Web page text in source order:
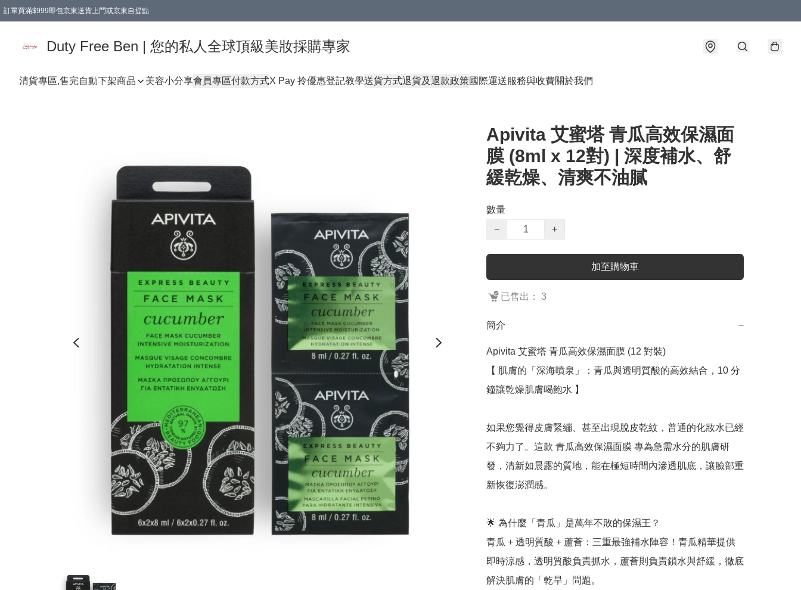
訂單買滿$999即包京東送貨上門或京東自提點
Duty Free Ben | 您的私人全球頂級美妝採購專家
清貨專區,售完自動下架商品 美容小分享會員專區付款方式X Pay 拎優惠登記教學送貨方式退貨及退款政策國際運送服務與收費關於我們
Apivita 艾蜜塔 青瓜高效保濕面
膜 (8ml x 12對) | 深度補水、舒
緩乾燥、清爽不油膩
數量
−
+
加至購物車
已售出： 3
簡介 −
Apivita 艾蜜塔 青瓜高效保濕面膜 (12 對裝)
【 肌膚的「深海噴泉」：青瓜與透明質酸的高效結合，10 分
鐘讓乾燥肌膚喝飽水 】
如果您覺得皮膚緊繃、甚至出現脫皮乾紋，普通的化妝水已經
不夠力了。這款 青瓜高效保濕面膜 專為急需水分的肌膚研
發，清新如晨露的質地，能在極短時間內滲透肌底，讓臉部重
新恢復澎潤感。
🌟 為什麼「青瓜」是萬年不敗的保濕王？
青瓜 + 透明質酸 + 蘆薈：三重最強補水陣容！青瓜精華提供
即時涼感，透明質酸負責抓水，蘆薈則負責鎖水與舒緩，徹底
解決肌膚的「乾旱」問題。